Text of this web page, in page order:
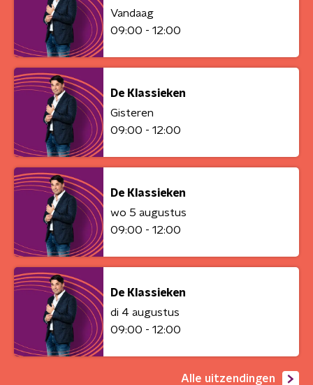
Vandaag
09:00 - 12:00
De Klassieken
Gisteren
09:00 - 12:00
De Klassieken
wo 5 augustus
09:00 - 12:00
De Klassieken
di 4 augustus
09:00 - 12:00
Alle uitzendingen